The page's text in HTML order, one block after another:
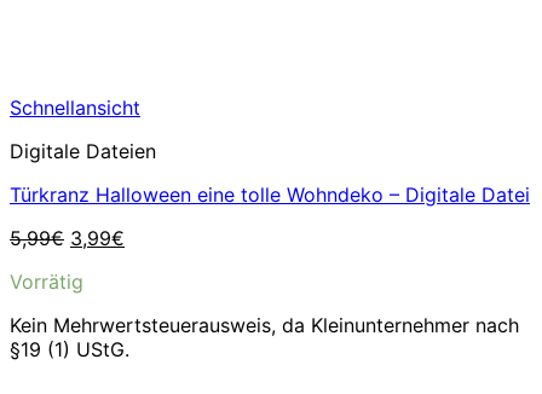
Schnellansicht
Digitale Dateien
Türkranz Halloween eine tolle Wohndeko – Digitale Datei
5,99€ Ursprünglicher
war:
3,99€
Vorrätig
Kein Mehrwertsteuerausweis, da Kleinunternehmer nach
§19 (1) UStG.